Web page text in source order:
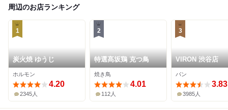
周辺のお店ランキング
1
炭火焼 ゆうじ
ホルモン
4.20
2345人
2
特選髙坂鶏 克つ鳥
焼き鳥
4.01
112人
3
VIRON 渋谷店
パン
3.83
3985人